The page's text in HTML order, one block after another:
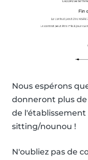
Nous espérons
donneront plus
de
sitting/nounou !
N'oubliez pas de